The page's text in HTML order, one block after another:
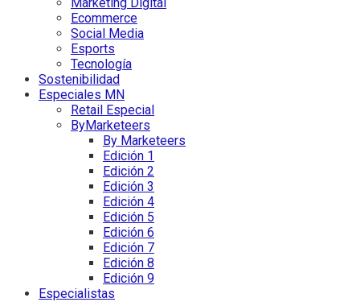
Ecommerce
Social Media
Esports
Tecnología
Sostenibilidad
Especiales MN
Retail Especial
ByMarketeers
By Marketeers
Edición 1
Edición 2
Edición 3
Edición 4
Edición 5
Edición 6
Edición 7
Edición 8
Edición 9
Especialistas